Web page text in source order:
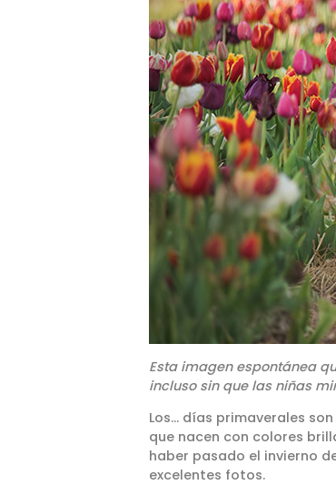
Esta imagen espontánea
incluso sin que las niñas
Los… días primaverales
que nacen con colores
haber pasado el invierno
excelentes fotos.